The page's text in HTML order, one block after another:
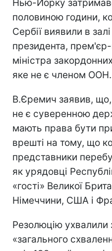
Нью-Йорку
половиною години,
Сербії виявили в
президента, прем'єр-
міністра
яке не є членом ООН.
В.Єремич заявив, що,
не є суверенною
мають права бути
врешті на тому, що
представники
як урядовці
«гості» Великої
Німеччини, США і
Резолюцію
«загального